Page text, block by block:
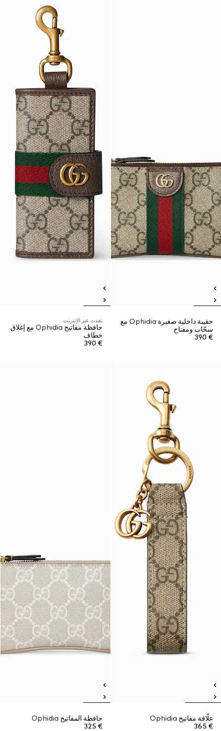
حقيبة داخلية صغيرة Ophidia مع
سحّاب ومفتاح
€ 390
نفدت عبر الإنترنت
حافظة مفاتيح Ophidia مع إغلاق
خطاف
€ 390
علّاقة مفاتيح Ophidia
€ 365
حافظة المفاتيح Ophidia
€ 325